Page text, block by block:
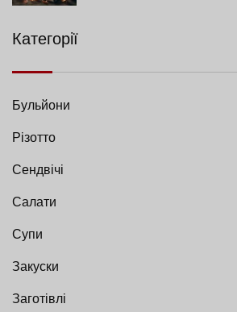
Категорії
Бульйони
Різотто
Сендвічі
Салати
Супи
Закуски
Заготівлі